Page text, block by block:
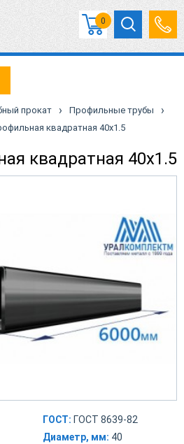
0
прокат › Профильные трубы ›
квадратная 40х1.5
квадратная 40х1.5
ГОСТ: ГОСТ 8639-82
Диаметр, мм: 40